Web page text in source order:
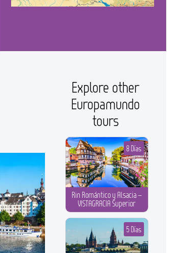
Explore other
Europamundo
tours
Rin Romántico y Alsacia –
VISTAGRACIA Superior
8 Días
5 Días